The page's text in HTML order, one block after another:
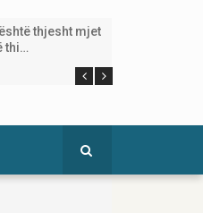
thjesht mjet
thi…